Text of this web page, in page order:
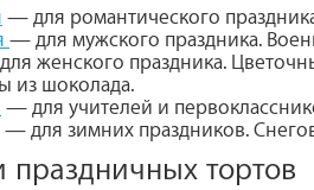
— для романтического
— для мужского праздника.
женского праздника.
из шоколада.
— для учителей и
— для зимних праздников.
праздничных тортов